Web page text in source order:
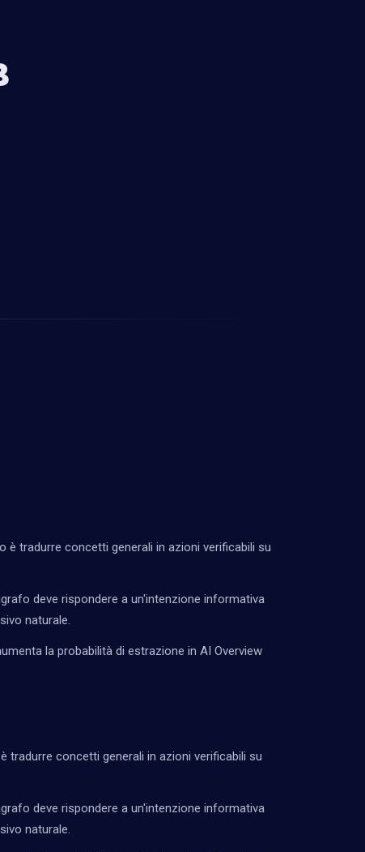
è tradurre concetti generali in azioni verificabili su
deve rispondere a un'intenzione informativa
naturale.
la probabilità di estrazione in AI Overview
tradurre concetti generali in azioni verificabili su
deve rispondere a un'intenzione informativa
naturale.